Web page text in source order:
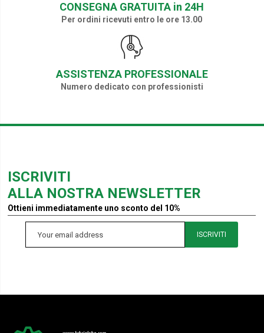
CONSEGNA GRATUITA in 24H
Per ordini ricevuti entro le ore 13.00
ASSISTENZA PROFESSIONALE
Numero dedicato con professionisti
ISCRIVITI
ALLA NOSTRA NEWSLETTER
Ottieni immediatamente uno sconto del 10%
ISCRIVITI